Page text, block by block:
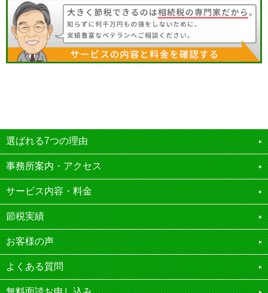
選ばれる7つの理由
事務所案内・アクセス
サービス内容・料金
節税実績
お客様の声
よくある質問